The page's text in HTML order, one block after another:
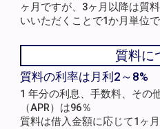
ヶ月ですが、3ヶ月以降は質
いいただくことで1か月単位
質料に
質料の利率は月利2～8%
1 年分の利息、手数料、その
（APR）は96％
質料は借入金額に応じて1ヶ